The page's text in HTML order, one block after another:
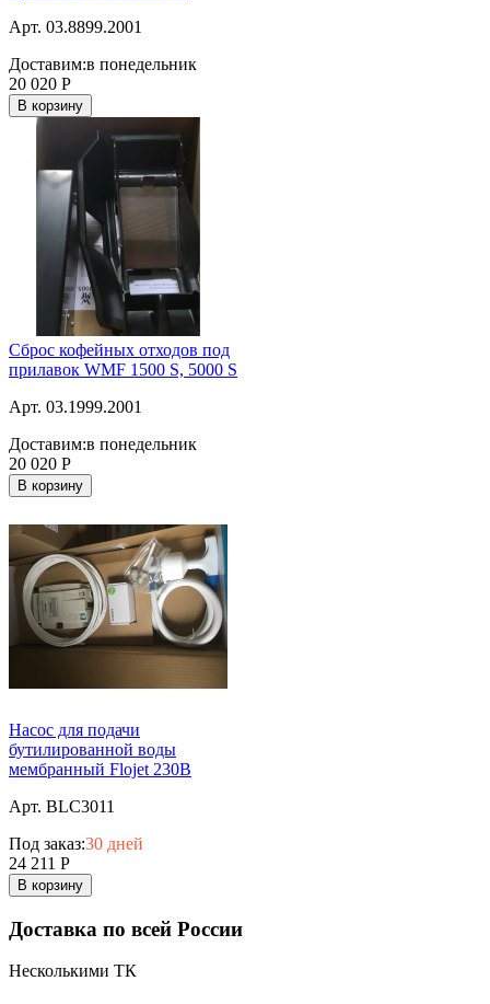
Арт. 03.8899.2001
Доставим:в понедельник
20 020 Р
В корзину
Сброс кофейных отходов под
прилавок WMF 1500 S, 5000 S
Арт. 03.1999.2001
Доставим:в понедельник
20 020 Р
В корзину
Насос для подачи
бутилированной воды
мембранный Flojet 230В
Арт. BLC3011
Под заказ:30 дней
24 211 Р
В корзину
Доставка по всей России
Несколькими ТК